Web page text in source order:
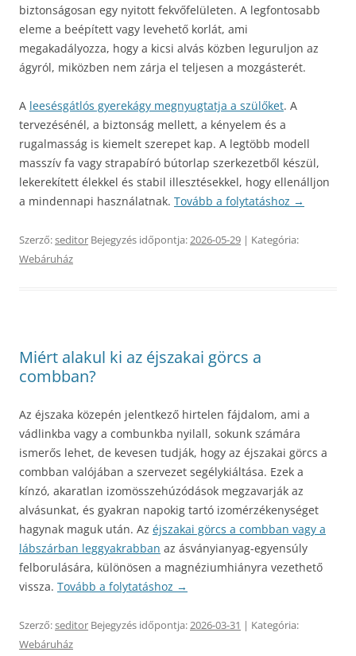
biztonságosan egy nyitott fekvőfelületen. A legfontosabb
eleme a beépített vagy levehető korlát, ami
megakadályozza, hogy a kicsi alvás közben leguruljon az
ágyról, miközben nem zárja el teljesen a mozgásterét.
A leesésgátlós gyerekágy megnyugtatja a szülőket. A
tervezésénél, a biztonság mellett, a kényelem és a
rugalmasság is kiemelt szerepet kap. A legtöbb modell
masszív fa vagy strapabíró bútorlap szerkezetből készül,
lekerekített élekkel és stabil illesztésekkel, hogy ellenálljon
a mindennapi használatnak. Tovább a folytatáshoz →
Szerző:seditor Bejegyzés időpontja:2026-05-29 | Kategória:
Webáruház
Miért alakul ki az éjszakai görcs a
combban?
Az éjszaka közepén jelentkező hirtelen fájdalom, ami a
vádlinkba vagy a combunkba nyilall, sokunk számára
ismerős lehet, de kevesen tudják, hogy az éjszakai görcs a
combban valójában a szervezet segélykiáltása. Ezek a
kínzó, akaratlan izomösszehúzódások megzavarják az
alvásunkat, és gyakran napokig tartó izomérzékenységet
hagynak maguk után. Az éjszakai görcs a combban vagy a
lábszárban leggyakrabban az ásványianyag-egyensúly
felborulására, különösen a magnéziumhiányra vezethető
vissza. Tovább a folytatáshoz →
Szerző:seditor Bejegyzés időpontja:2026-03-31 | Kategória:
Webáruház